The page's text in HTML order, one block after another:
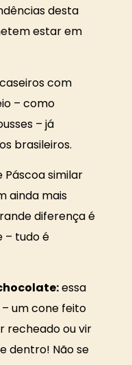
desta
estar em
com
– como
– já
brasileiros.
Páscoa similar
ainda mais
diferença é
– tudo é
essa
um cone feito
recheado ou vir
dentro! Não se